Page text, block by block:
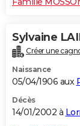
Sylvaine
Créer une
Naissance
05/04/1906 aux
Décès
14/01/2002 à